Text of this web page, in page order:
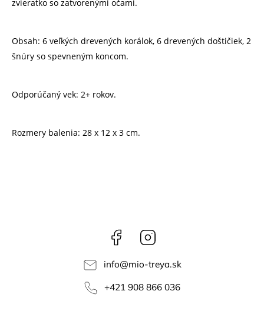
zvieratko so zatvorenými očami.
Obsah: 6 veľkých drevených korálok, 6 drevených doštičiek, 2
šnúry so spevneným koncom.
Odporúčaný vek: 2+ rokov.
Rozmery balenia: 28 x 12 x 3 cm.
Facebook
info@mio-treya.sk
+421 908 866 036